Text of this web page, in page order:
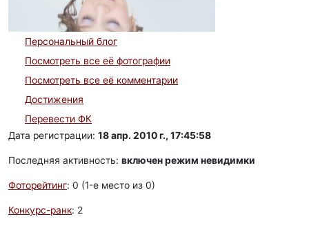
Персональный блог
Посмотреть все её фотографии
Посмотреть все её комментарии
Достижения
Перевести ФК
Дата регистрации: 18 апр. 2010 г., 17:45:58
Последняя активность: включен режим невидимки
Фоторейтинг: 0 (1-e место из 0)
Конкурс-ранк: 2